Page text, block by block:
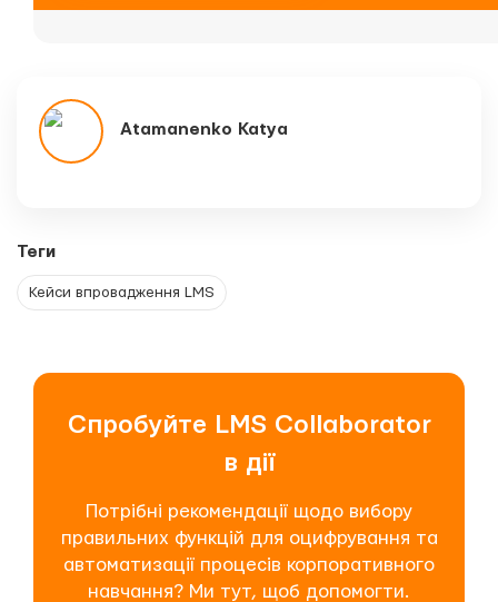
Atamanenko Katya
Теги
Кейси впровадження LMS
Спробуйте LMS Collaborator
в дії
Потрібні рекомендації щодо вибору
правильних функцій для оцифрування та
автоматизації процесів корпоративного
навчання? Ми тут, щоб допомогти.